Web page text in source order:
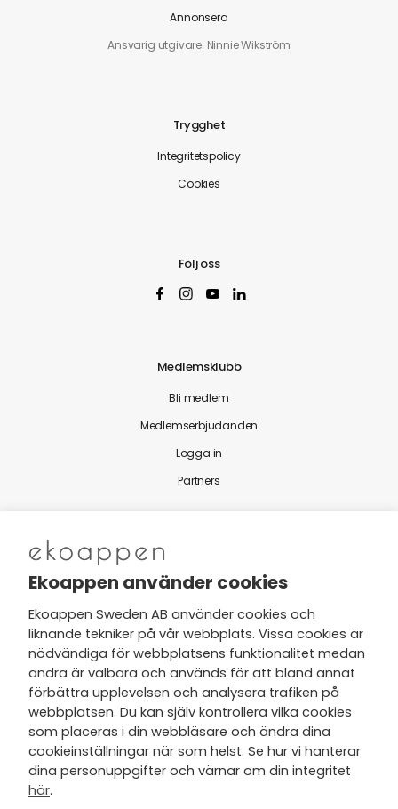
Annonsera
Ansvarig utgivare: Ninnie Wikström
Trygghet
Integritetspolicy
Cookies
Följ oss
Medlemsklubb
Bli medlem
Medlemserbjudanden
Logga in
Partners
Nytt från Ekoappen
Jag har tagit del av Ekoappens
personuppgifts- och
integritetspolicyoch tar gärna del
av nyheter, hälsotips och exklusiva
erbjudanden via min e-post.
Ekoappen använder cookies
Ekoappen Sweden AB använder cookies och
liknande tekniker på vår webbplats. Vissa cookies är
nödvändiga för webbplatsens funktionalitet medan
andra är valbara och används för att bland annat
förbättra upplevelsen och analysera trafiken på
webbplatsen. Du kan själv kontrollera vilka cookies
som placeras i din webbläsare och ändra dina
cookieinställningar när som helst. Se hur vi hanterar
dina personuppgifter och värnar om din integritet
här.